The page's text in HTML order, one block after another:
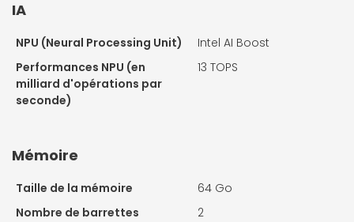
IA
NPU (Neural Processing Unit)
Intel AI Boost
Performances NPU (en
milliard d'opérations par
seconde)
13 TOPS
Mémoire
Taille de la mémoire
64 Go
Nombre de barrettes
2